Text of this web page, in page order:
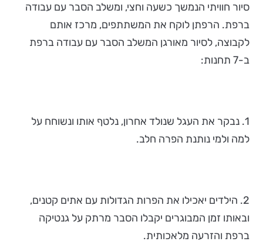
סיור חוויתי הנמשך כשעה וחצי, ומשלב הסבר עם עבודה
ברפת. הרפתן לוקח את המשתתפים, מרכז אותם
לקבוצה, לסיור מאורגן המשלב הסבר עם עבודה ברפת
ב-7 תחנות:
1. נבקר את העגל שנולד אחרון, נלטף אותו ונשוחח על
למה ולמי נותנת הפרה חלב.
2. הילדים יאכילו את הפרות הגדולות עם אתים קטנים,
ובאותו זמן המבוגרים יקבלו הסבר מרתק על גנטיקה
ברפת והזרעה מלאכותית.